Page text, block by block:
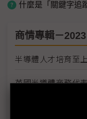
什麼是「關鍵字追
商情專輯－
半導體人才培育至
英國半導體商務代